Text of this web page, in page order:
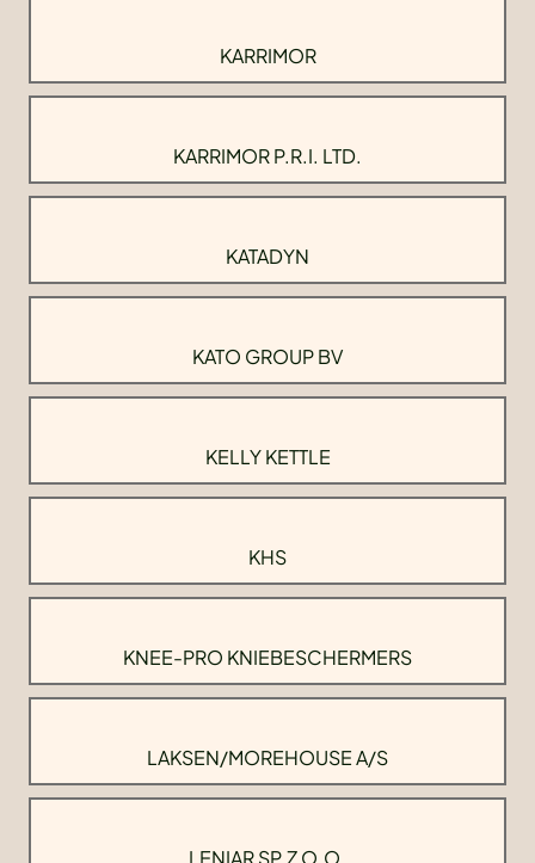
KARRIMOR
KARRIMOR P.R.I. LTD.
KATADYN
KATO GROUP BV
KELLY KETTLE
KHS
KNEE-PRO KNIEBESCHERMERS
LAKSEN/MOREHOUSE A/S
LENIAR SP.Z O.O.